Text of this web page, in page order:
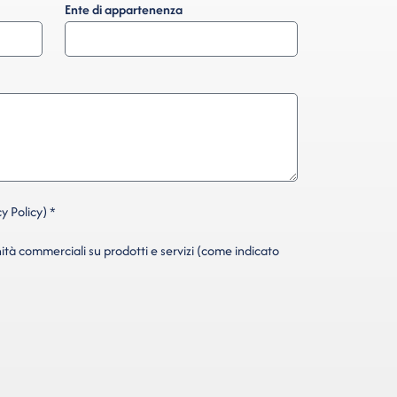
Ente di appartenenza
Policy) *
commerciali su prodotti e servizi (come indicato